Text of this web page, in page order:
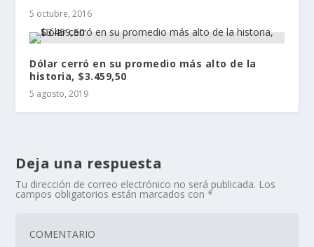
5 octubre, 2016
Dólar cerró en su promedio más alto de la
historia, $3.459,50
5 agosto, 2019
Deja una respuesta
Tu dirección de correo electrónico no será publicada. Los
campos obligatorios están marcados con*